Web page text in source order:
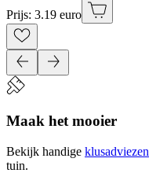
Prijs: 3.19 euro
Maak het mooier
Bekijk handige klusadviezen
tuin.